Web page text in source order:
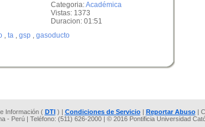
Categoria:Académica
Vistas: 1373
Duracion: 01:51
, ta , gsp , gasoducto
Información ( DTI) | Condiciones de Servicio| Reportar Abuso|
- Perú | Teléfono: (511) 626-2000 | © 2016 Pontificia Universidad